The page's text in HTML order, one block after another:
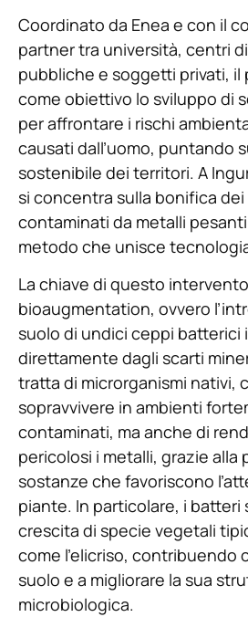
Coordinato da Enea e con il
partner tra università, centri
pubbliche e soggetti privati, il
come obiettivo lo sviluppo di
per affrontare i rischi
causati dall’uomo, puntando
sostenibile dei territori. A
si concentra sulla bonifica
contaminati da metalli
metodo che unisce
La chiave di questo
bioaugmentation, ovvero
suolo di undici ceppi batterici
direttamente dagli scarti
tratta di microrganismi nativi,
sopravvivere in ambienti
contaminati, ma anche di
pericolosi i metalli, grazie alla
sostanze che favoriscono
piante. In particolare, i batteri
crescita di specie vegetali
come l’elicriso, contribuendo
suolo e a migliorare la sua
microbiologica.